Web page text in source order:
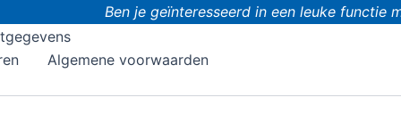
Ben je geïnteresseerd in een leuke functie
Algemene voorwaarden